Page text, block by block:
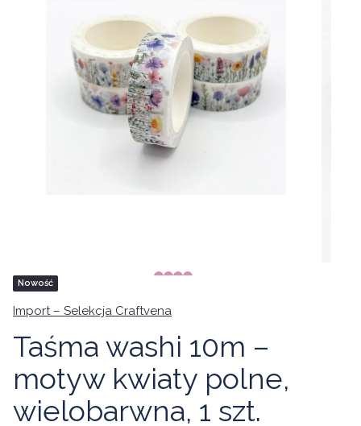
Tagi produktu
Nowość
Import – Selekcja Craftvena
Taśma washi 10m –
motyw kwiaty polne,
wielobarwna, 1 szt.